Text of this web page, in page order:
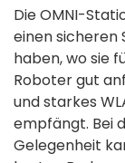
Die OMNI-
einen sicheren
haben, wo sie
Roboter gut
und starkes
empfängt. Bei
Gelegenheit